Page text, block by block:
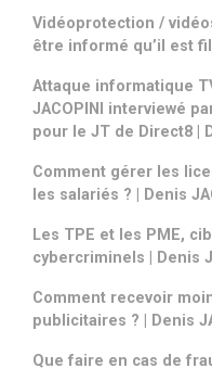
Vidéoprotection /
être informé qu’il est
Attaque informatique
JACOPINI interviewé
pour le JT de Direct8 |
Comment gérer les
les salariés ? | Denis
Les TPE et les PME,
cybercriminels | Denis
Comment recevoir
publicitaires ? | Denis
Que faire en cas de